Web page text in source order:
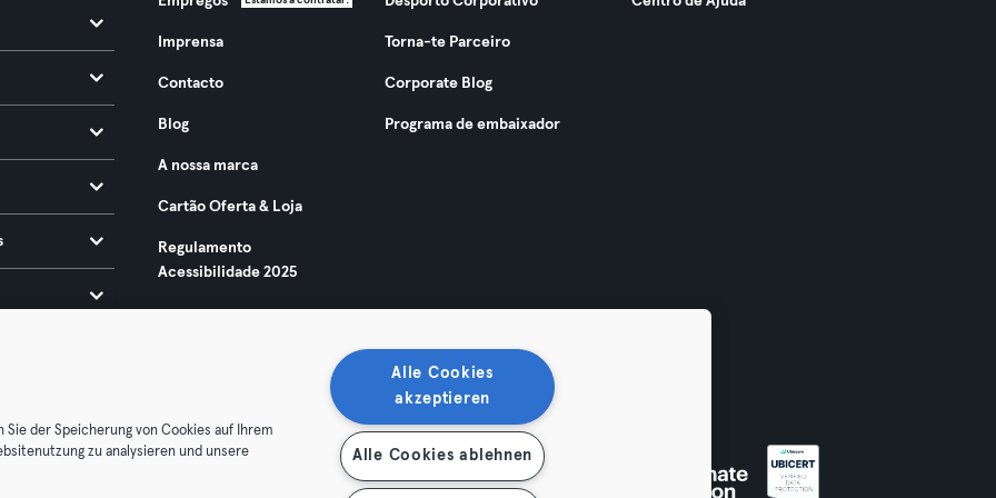
Imprensa
Contacto
Blog
A nossa marca
Cartão Oferta & Loja
Regulamento
Acessibilidade 2025
Torna-te Parceiro
Corporate Blog
Programa de embaixador
Rescindir contratos aqui
der Speicherung von Cookies auf Ihrem
zu analysieren und unsere
Alle Cookies
akzeptieren
Alle Cookies ablehnen